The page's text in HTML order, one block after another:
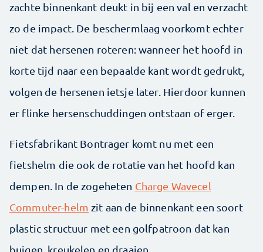
zachte binnenkant deukt in bij een val en verzacht
zo de impact. De beschermlaag voorkomt echter
niet dat hersenen roteren: wanneer het hoofd in
korte tijd naar een bepaalde kant wordt gedrukt,
volgen de hersenen ietsje later. Hierdoor kunnen
er flinke hersenschuddingen ontstaan of erger.
Fietsfabrikant Bontrager komt nu met een
fietshelm die ook de rotatie van het hoofd kan
dempen. In de zogeheten Charge Wavecel
Commuter-helm zit aan de binnenkant een soort
plastic structuur met een golfpatroon dat kan
buigen, kreukelen en draaien.